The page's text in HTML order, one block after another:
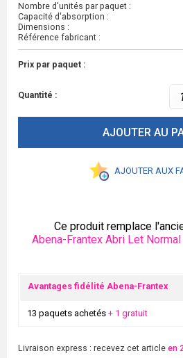
Nombre d'unités par paquet :
Capacité d'absorption :
Dimensions :
Référence fabricant :
Prix par paquet :
Quantité :
AJOUTER AU
AJOUTER AUX
Ce produit remplace
Abena-Frantex Abri Let
Avantages fidélité Abena-Frantex
13 paquets achetés + 1 gratuit
Livraison express : recevez cet article en